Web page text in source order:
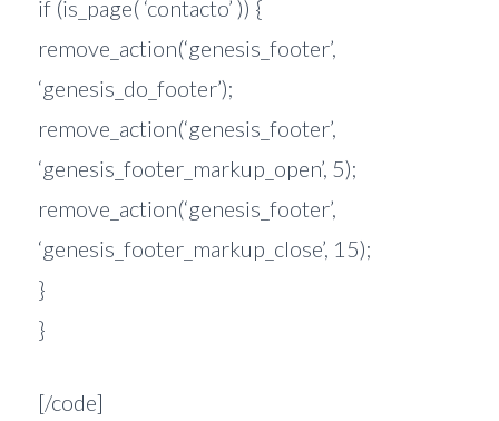
if (is_page( ‘contacto’ )) {
remove_action(‘genesis_footer’,
‘genesis_do_footer’);
remove_action(‘genesis_footer’,
‘genesis_footer_markup_open’, 5);
remove_action(‘genesis_footer’,
‘genesis_footer_markup_close’, 15);
}
}
[/code]